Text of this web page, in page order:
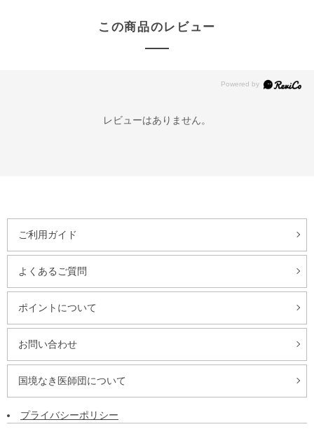
この商品のレビュー
レビューはありません。
ご利用ガイド
よくあるご質問
ポイントについて
お問い合わせ
国境なき医師団について
プライバシーポリシー